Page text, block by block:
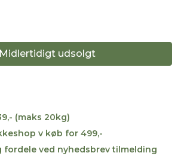
Midlertidigt udsolgt
(maks 20kg)
v køb for 499,-
fordele ved nyhedsbrev tilmelding